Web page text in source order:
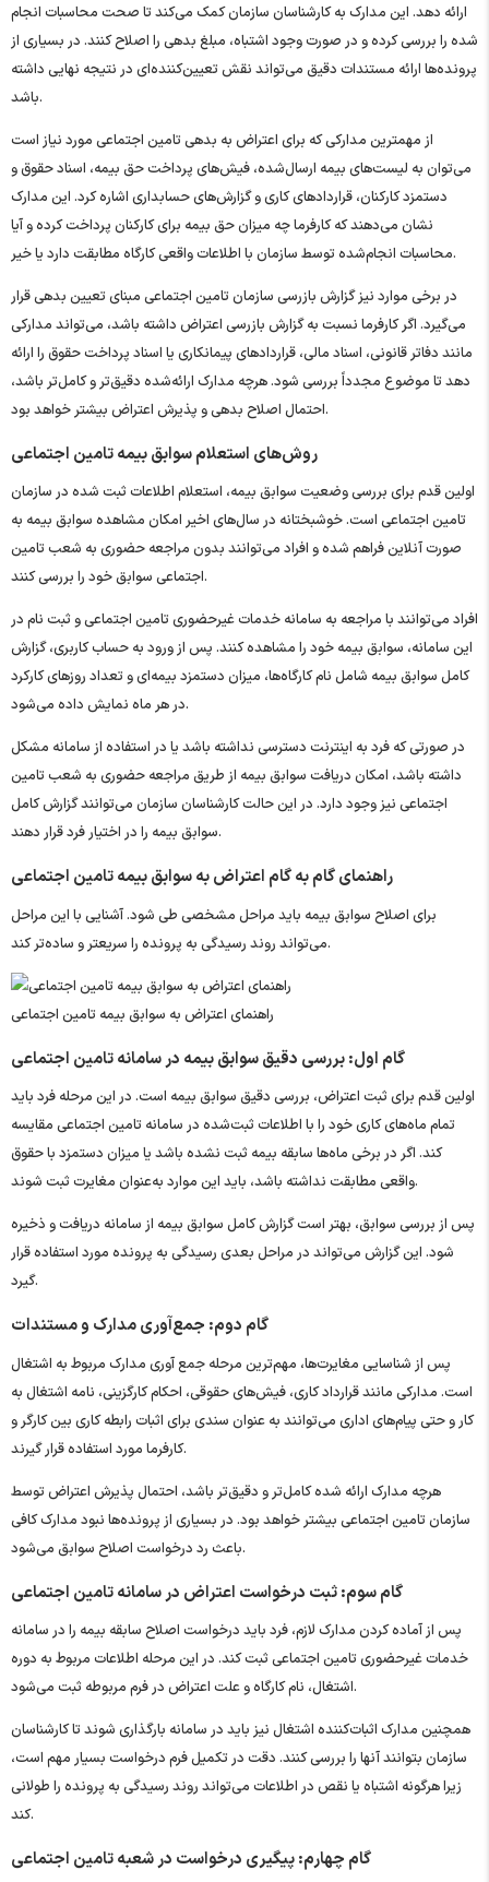
ارائه دهد. این مدارک به کارشناسان سازمان کمک می‌کند تا صحت محاسبات انجام
‌شده را بررسی کرده و در صورت وجود اشتباه، مبلغ بدهی را اصلاح کنند. در بسیاری از
پرونده‌ها ارائه مستندات دقیق می‌تواند نقش تعیین‌کننده‌ای در نتیجه نهایی داشته
باشد.
از مهمترین مدارکی که برای اعتراض به بدهی تامین اجتماعی مورد نیاز است
می‌توان به لیست‌های بیمه ارسال‌شده، فیش‌های پرداخت حق بیمه، اسناد حقوق و
دستمزد کارکنان، قراردادهای کاری و گزارش‌های حسابداری اشاره کرد. این مدارک
نشان می‌دهند که کارفرما چه میزان حق بیمه برای کارکنان پرداخت کرده و آیا
محاسبات انجام‌شده توسط سازمان با اطلاعات واقعی کارگاه مطابقت دارد یا خیر.
در برخی موارد نیز گزارش بازرسی سازمان تامین اجتماعی مبنای تعیین بدهی قرار
می‌گیرد. اگر کارفرما نسبت به گزارش بازرسی اعتراض داشته باشد، می‌تواند مدارکی
مانند دفاتر قانونی، اسناد مالی، قراردادهای پیمانکاری یا اسناد پرداخت حقوق را ارائه
دهد تا موضوع مجدداً بررسی شود. هرچه مدارک ارائه‌شده دقیق‌تر و کامل‌تر باشد،
احتمال اصلاح بدهی و پذیرش اعتراض بیشتر خواهد بود.
روش‌های استعلام سوابق بیمه تامین اجتماعی
اولین قدم برای بررسی وضعیت سوابق بیمه، استعلام اطلاعات ثبت‌ شده در سازمان
تامین اجتماعی است. خوشبختانه در سال‌های اخیر امکان مشاهده سوابق بیمه به
صورت آنلاین فراهم شده و افراد می‌توانند بدون مراجعه حضوری به شعب تامین
اجتماعی سوابق خود را بررسی کنند.
افراد می‌توانند با مراجعه به سامانه خدمات غیرحضوری تامین اجتماعی و ثبت نام در
این سامانه، سوابق بیمه خود را مشاهده کنند. پس از ورود به حساب کاربری، گزارش
کامل سوابق بیمه شامل نام کارگاه‌ها، میزان دستمزد بیمه‌ای و تعداد روزهای کارکرد
در هر ماه نمایش داده می‌شود.
در صورتی که فرد به اینترنت دسترسی نداشته باشد یا در استفاده از سامانه مشکل
داشته باشد، امکان دریافت سوابق بیمه از طریق مراجعه حضوری به شعب تامین
اجتماعی نیز وجود دارد. در این حالت کارشناسان سازمان می‌توانند گزارش کامل
سوابق بیمه را در اختیار فرد قرار دهند.
راهنمای گام ‌به ‌گام اعتراض به سوابق بیمه تامین اجتماعی
برای اصلاح سوابق بیمه باید مراحل مشخصی طی شود. آشنایی با این مراحل
می‌تواند روند رسیدگی به پرونده را سریعتر و ساده‌تر کند.
راهنمای اعتراض به سوابق بیمه تامین اجتماعی
گام اول: بررسی دقیق سوابق بیمه در سامانه تامین اجتماعی
اولین قدم برای ثبت اعتراض، بررسی دقیق سوابق بیمه است. در این مرحله فرد باید
تمام ماه‌های کاری خود را با اطلاعات ثبت‌شده در سامانه تامین اجتماعی مقایسه
کند. اگر در برخی ماه‌ها سابقه بیمه ثبت نشده باشد یا میزان دستمزد با حقوق
واقعی مطابقت نداشته باشد، باید این موارد به‌عنوان مغایرت ثبت شوند.
پس از بررسی سوابق، بهتر است گزارش کامل سوابق بیمه از سامانه دریافت و ذخیره
شود. این گزارش می‌تواند در مراحل بعدی رسیدگی به پرونده مورد استفاده قرار
گیرد.
گام دوم: جمع‌آوری مدارک و مستندات
پس از شناسایی مغایرت‌ها، مهم‌ترین مرحله جمع ‌آوری مدارک مربوط به اشتغال
است. مدارکی مانند قرارداد کاری، فیش‌های حقوقی، احکام کارگزینی، نامه اشتغال به
کار و حتی پیام‌های اداری می‌توانند به عنوان سندی برای اثبات رابطه کاری بین کارگر و
کارفرما مورد استفاده قرار گیرند.
هرچه مدارک ارائه شده کامل‌تر و دقیق‌تر باشد، احتمال پذیرش اعتراض توسط
سازمان تامین اجتماعی بیشتر خواهد بود. در بسیاری از پرونده‌ها نبود مدارک کافی
باعث رد درخواست اصلاح سوابق می‌شود.
گام سوم: ثبت درخواست اعتراض در سامانه تامین اجتماعی
پس از آماده کردن مدارک لازم، فرد باید درخواست اصلاح سابقه بیمه را در سامانه
خدمات غیرحضوری تامین اجتماعی ثبت کند. در این مرحله اطلاعات مربوط به دوره
اشتغال، نام کارگاه و علت اعتراض در فرم مربوطه ثبت می‌شود.
همچنین مدارک اثبات‌کننده اشتغال نیز باید در سامانه بارگذاری شوند تا کارشناسان
سازمان بتوانند آنها را بررسی کنند. دقت در تکمیل فرم درخواست بسیار مهم است،
زیرا هرگونه اشتباه یا نقص در اطلاعات می‌تواند روند رسیدگی به پرونده را طولانی
کند.
گام چهارم: پیگیری درخواست در شعبه تامین اجتماعی